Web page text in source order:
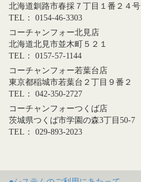
北海道釧路市春採７丁目１番２４号
TEL： 0154-46-3303
コーチャンフォー北見店
北海道北見市並木町５２１
TEL： 0157-57-1144
コーチャンフォー若葉台店
東京都稲城市若葉台２丁目９番２
TEL： 042-350-2727
コーチャンフォーつくば店
茨城県つくば市学園の森3丁目50-7
TEL： 029-893-2023